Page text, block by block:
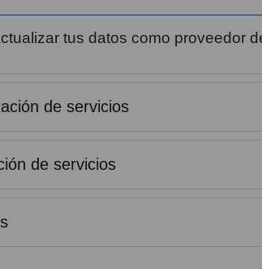
tus datos como proveedor
de servicios
de servicios